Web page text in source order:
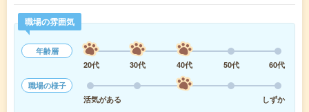
職場の雰囲気
年齢層
20代
30代 40代 50代
60代
職場の様子
活気がある
しずか